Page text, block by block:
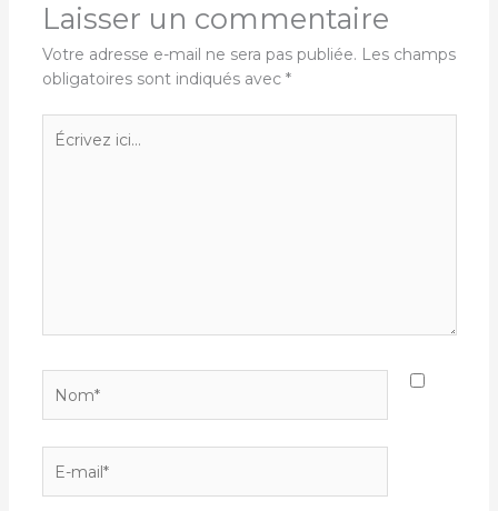
Laisser un commentaire
Votre adresse e-mail ne sera pas publiée. Les champs
obligatoires sont indiqués avec *
Écrivez
ici…
mail*